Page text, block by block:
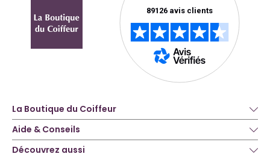
La Boutique du Coiffeur
Aide & Conseils
Découvrez aussi